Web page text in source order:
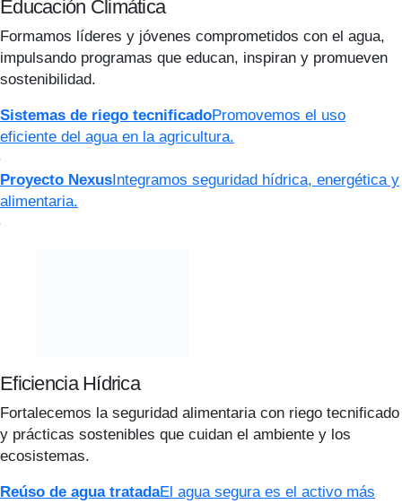
Educación Climática
Formamos líderes y jóvenes comprometidos con el agua,
impulsando programas que educan, inspiran y promueven
sostenibilidad.
Sistemas de riego tecnificadoPromovemos el uso
eficiente del agua en la agricultura.
Proyecto NexusIntegramos seguridad hídrica, energética y
alimentaria.
Eficiencia Hídrica
Fortalecemos la seguridad alimentaria con riego tecnificado
y prácticas sostenibles que cuidan el ambiente y los
ecosistemas.
Reúso de agua tratadaEl agua segura es el activo más